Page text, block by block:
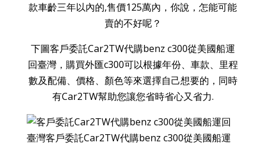
款車齡三年以內的,售價125萬內，你說，怎能可能
賣的不好呢？
下圖客戶委託Car2TW代購benz c300從美國船運
回臺灣，購買外匯c300可以根據年份、車款、里程
數及配備、價格、顏色等來選擇自己想要的，同時
有Car2TW幫助您讓您省時省心又省力.